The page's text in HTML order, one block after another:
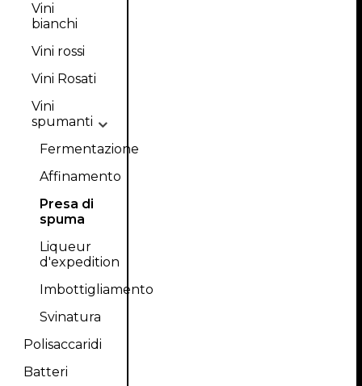
Vini
bianchi
Vini rossi
Vini Rosati
Vini
spumanti
Fermentazione
Affinamento
Presa di
spuma
Liqueur
d'expedition
Imbottigliamento
Svinatura
Polisaccaridi
Batteri